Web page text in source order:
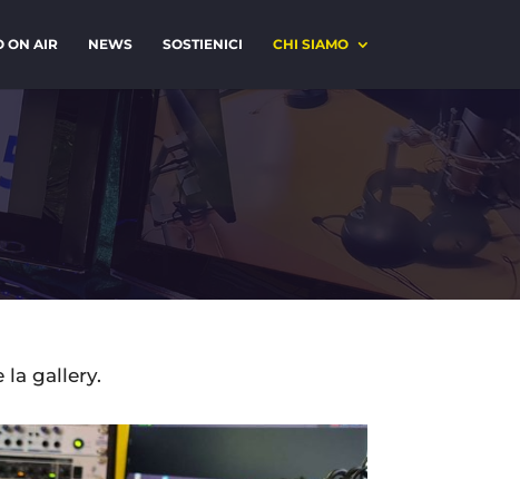
ON AIR NEWS SOSTIENICI CHI SIAMO
la gallery.